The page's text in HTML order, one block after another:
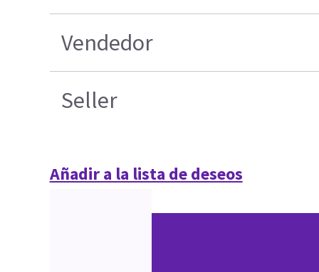
Vendedor
Seller
Añadir a la lista de deseos